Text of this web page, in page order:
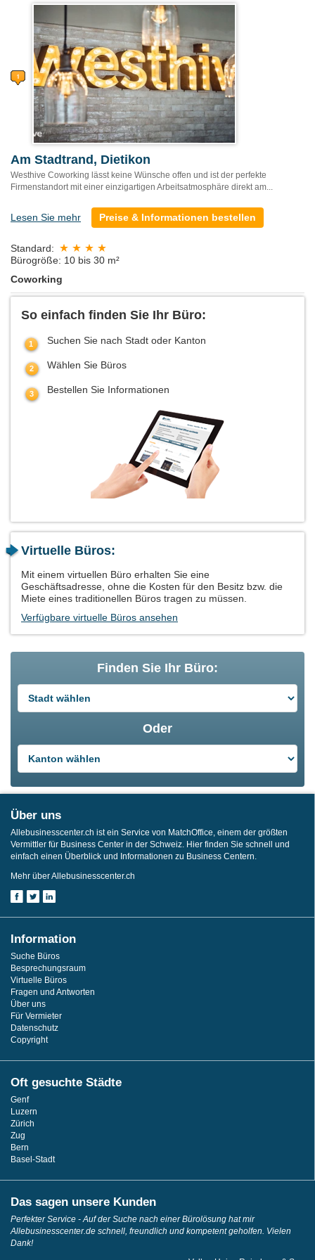
Am Stadtrand, Dietikon
Westhive Coworking lässt keine Wünsche offen und ist der perfekte
Firmenstandort mit einer einzigartigen Arbeitsatmosphäre direkt am...
Lesen Sie mehr Preise & Informationen bestellen
Standard:
Bürogröße: 10 bis 30 m²
Coworking
So einfach finden Sie Ihr Büro:
Suchen Sie nach Stadt oder Kanton
Wählen Sie Büros
Bestellen Sie Informationen
Virtuelle Büros:
Mit einem virtuellen Büro erhalten Sie eine
Geschäftsadresse, ohne die Kosten für den Besitz bzw. die
Miete eines traditionellen Büros tragen zu müssen.
Verfügbare virtuelle Büros ansehen
Finden Sie Ihr Büro:
Oder
Über uns
Allebusinesscenter.ch ist ein Service von MatchOffice, einem der größten
Vermittler für Business Center in der Schweiz. Hier finden Sie schnell und
einfach einen Überblick und Informationen zu Business Centern.
Mehr über Allebusinesscenter.ch
Information
Suche Büros
Besprechungsraum
Virtuelle Büros
Fragen und Antworten
Über uns
Für Vermieter
Datenschutz
Copyright
Oft gesuchte Städte
Genf
Luzern
Zürich
Zug
Bern
Basel-Stadt
Das sagen unsere Kunden
Perfekter Service - Auf der Suche nach einer Bürolösung hat mir
Allebusinesscenter.de schnell, freundlich und kompetent geholfen. Vielen
Dank!